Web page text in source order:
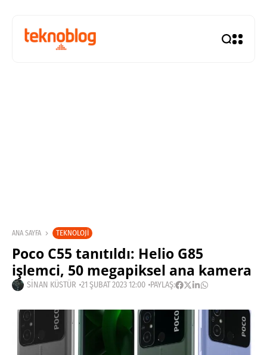
ANA SAYFA TEKNOLOJI
Poco C55 tanıtıldı: Helio G85
işlemci, 50 megapiksel ana kamera
SINAN KÜSTÜR 21 ŞUBAT 2023 12:00 PAYLAŞ: